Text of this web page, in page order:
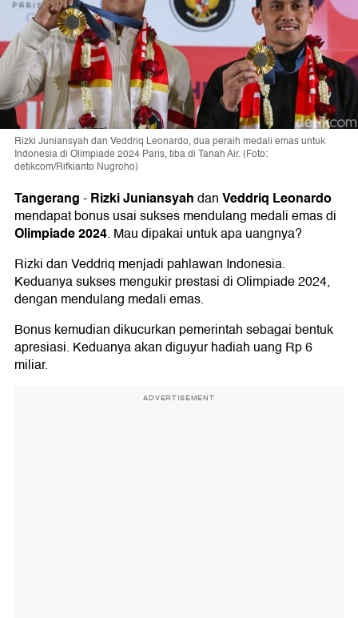
Rizki Juniansyah dan Veddriq Leonardo, dua peraih medali emas untuk
Indonesia di Olimpiade 2024 Paris, tiba di Tanah Air. (Foto:
detikcom/Rifkianto Nugroho)
Tangerang-Rizki JuniansyahdanVeddriq Leonardo
mendapat bonus usai sukses mendulang medali emas di
Olimpiade 2024. Mau dipakai untuk apa uangnya?
Rizki dan Veddriq menjadi pahlawan Indonesia.
Keduanya sukses mengukir prestasi di Olimpiade 2024,
dengan mendulang medali emas.
Bonus kemudian dikucurkan pemerintah sebagai bentuk
apresiasi. Keduanya akan diguyur hadiah uang Rp 6
miliar.
ADVERTISEMENT